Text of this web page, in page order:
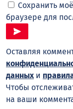
Сохранить
браузере для
Оставляя
данныхи
Чтобы
на ваши